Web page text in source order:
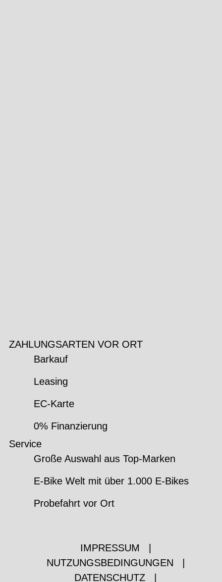
ZAHLUNGSARTEN VOR ORT
Barkauf
Leasing
EC-Karte
0% Finanzierung
Service
Große Auswahl aus Top-Marken
E-Bike Welt mit über 1.000 E-Bikes
Probefahrt vor Ort
IMPRESSUM
NUTZUNGSBEDINGUNGEN
DATENSCHUTZ